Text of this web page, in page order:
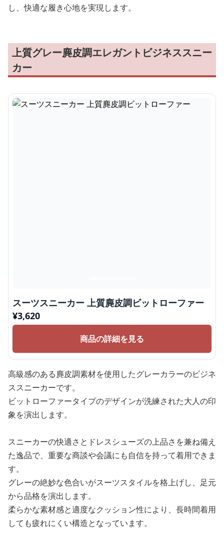
し、快適な履き心地を実現します。
上質グレー麂皮調エレガントビジネススニー
カー
スーツスニーカー 上質麂皮調ビットローファー
¥3,620
商品の詳細を見る
高級感のある麂皮調素材を使用したグレーカラーのビジネ
ススニーカーです。
ビットローファータイプのデザインが洗練された大人の印
象を演出します。
スニーカーの快適さとドレスシューズの上品さを兼ね備え
た逸品で、重要な商談や会議にも自信を持って着用できま
す。
グレーの絶妙な色合いがスーツスタイルを格上げし、足元
から品格を演出します。
柔らかな素材感と適度なクッション性により、長時間着用
しても疲れにくい構造となっています。